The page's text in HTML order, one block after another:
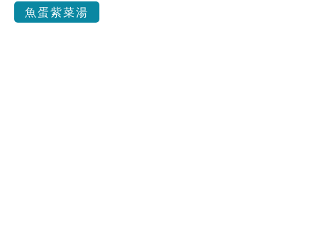
魚蛋紫菜湯